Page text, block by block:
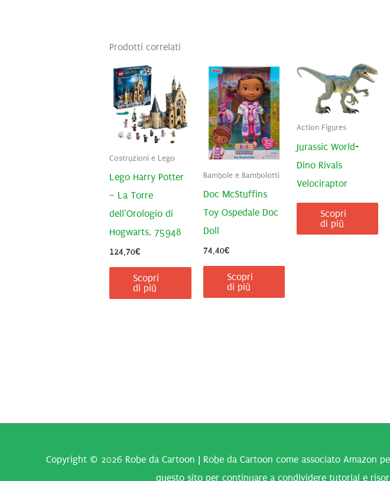
Prodotti correlati
Costruzioni e Lego
Lego Harry Potter
– La Torre
dell’Orologio di
Hogwarts, 75948
124,70€
Scopri
di più
Bambole e Bambolotti
Doc McStuffins
Toy Ospedale Doc
Doll
74,40€
Scopri
di più
Action Figures
Jurassic World-
Dino Rivals
Velociraptor
Scopri
di più
Copyright © 2026 Robe da Cartoon | Robe da Cartoon come associato Amazon
questo sito per continuare a condividere tutorial e